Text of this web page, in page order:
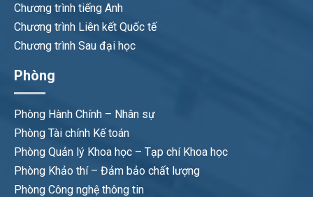
Chương trình tiếng Anh
Chương trình Liên kết Quốc tế
Chương trình Sau đại học
Phòng
Phòng Hành Chính – Nhân sự
Phòng Tài chính Kế toán
Phòng Quản lý Khoa học – Tạp chí Khoa học
Phòng Khảo thí – Đảm bảo chất lượng
Phòng Công nghệ thông tin